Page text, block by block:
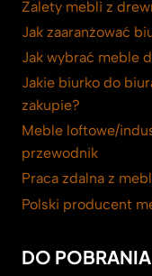
Zalety mebli z
Jak zaaranżować
Jak wybrać meble
Jakie biurko do
zakupie?
Meble loftowe/
przewodnik
Praca zdalna z
Polski producent
DO POBRANIA